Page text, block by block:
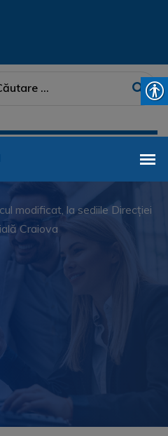
modificat, la sediile Direcției
Craiova